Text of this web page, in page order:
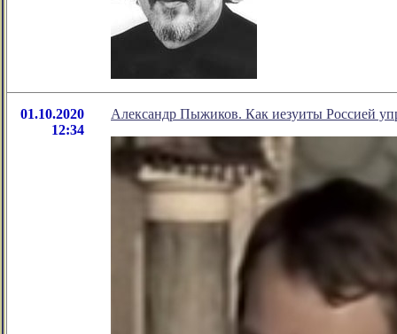
01.10.2020
12:34
Александр Пыжиков. Как иезуиты Россией